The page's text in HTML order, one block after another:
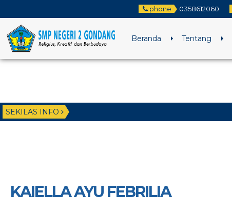
phone 0358612060
Beranda Tentang
SEKILAS INFO
KAIELLA AYU FEBRILIA